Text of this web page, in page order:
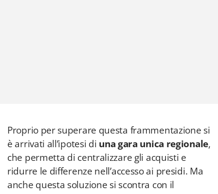
Proprio per superare questa frammentazione si
è arrivati all’ipotesi di una gara unica regionale,
che permetta di centralizzare gli acquisti e
ridurre le differenze nell’accesso ai presidi. Ma
anche questa soluzione si scontra con il